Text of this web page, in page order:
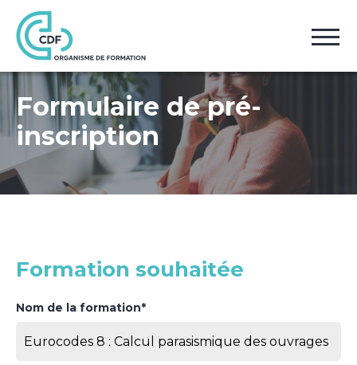
Accueil Pré-inscription
Formulaire de pré-
inscription
Formation souhaitée
Nom de la formation*